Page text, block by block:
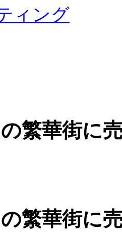
ィング
の繁華街
繁華街に